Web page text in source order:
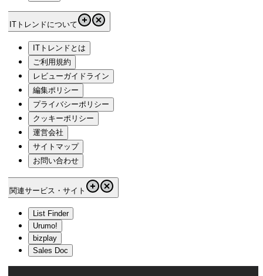
ITトレンドについて
ITトレンドとは
ご利用規約
レビューガイドライン
編集ポリシー
プライバシーポリシー
クッキーポリシー
運営会社
サイトマップ
お問い合わせ
関連サービス・サイト
List Finder
Urumo!
bizplay
Sales Doc